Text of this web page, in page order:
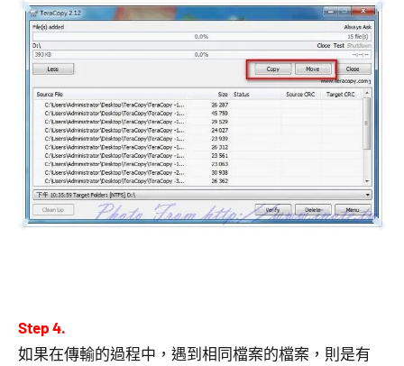
Step 4.
如果在傳輸的過程中，遇到相同檔案的檔案，則是有